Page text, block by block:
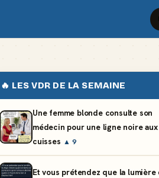
🔥 LES VDR DE LA SEMAINE
Une femme blonde consulte son
médecin pour une ligne noire aux
cuisses ▲ 9
Et vous prétendez que la lumière